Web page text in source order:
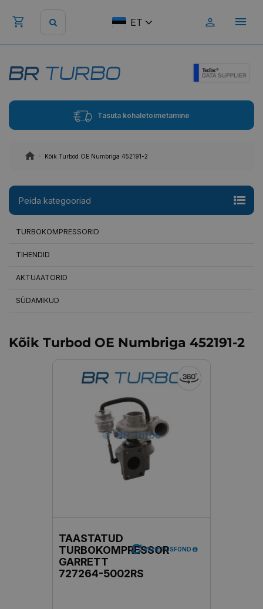
ET
Tasuta kohaletoimetamine
Kõik Turbod OE Numbriga 452191-2
Peida kategooriad
TURBOKOMPRESSORID
TIHENDID
AKTUAATORID
SÜDAMIKUD
Kõik Turbod OE Numbriga 452191-2
TAASTATUD
TURBOKOMPRESSOR
GARRETT
727264-5002RS
VAHETUSFOND